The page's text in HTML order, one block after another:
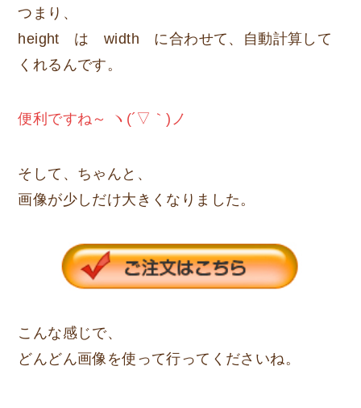
つまり、
height は width に合わせて、自動計算して
くれるんです。
便利ですね～ ヽ(´▽｀)ノ
そして、ちゃんと、
画像が少しだけ大きくなりました。
こんな感じで、
どんどん画像を使って行ってくださいね。